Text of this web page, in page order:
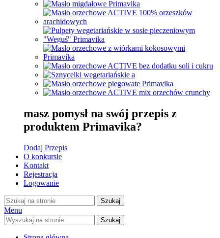
masz pomysł na swój przepis z
produktem Primavika?
Dodaj Przepis
O konkursie
Kontakt
Rejestracja
Logowanie
Szukaj
Menu
Szukaj